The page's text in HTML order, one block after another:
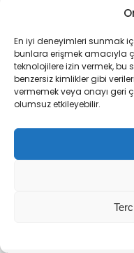
En iyi deneyimleri sunmak
bunlara erişmek amacıyla
teknolojilere izin vermek, bu
benzersiz kimlikler gibi
vermemek veya onayı geri
olumsuz etkileyebilir.
Kılıçdaroğlu, CHP Spor
Kurulu ile Yeni Dönem
Projelerini